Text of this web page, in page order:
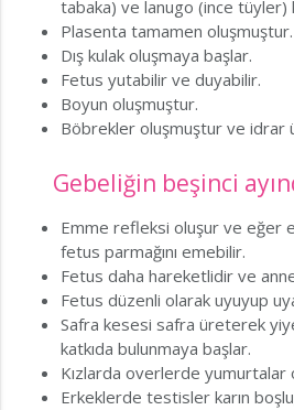
tabaka) ve lanugo (ince tüyler)
Plasenta tamamen oluşmuştur.
Dış kulak oluşmaya başlar.
Fetus yutabilir ve duyabilir.
Boyun oluşmuştur.
Böbrekler oluşmuştur ve idrar
Gebeliğin beşinci
Emme refleksi oluşur ve eğer
fetus parmağını emebilir.
Fetus daha hareketlidir ve
Fetus düzenli olarak uyuyup
Safra kesesi safra üreterek
katkıda bulunmaya başlar.
Kızlarda overlerde yumurtalar
Erkeklerde testisler karın